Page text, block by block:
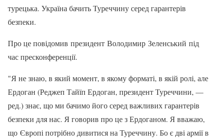
турецька. Україна бачить Туреччину серед гарантерів
безпеки.
Про це повідомив президент Володимир Зеленський під
час пресконференції.
"Я не знаю, в який момент, в якому форматі, в якій ролі, але
Ердоган (Реджеп Тайїп Ердоган, президент Туреччини, —
ред.) знає, що ми бачимо його серед важливих гарантерів
безпеки для нас. Я говорив про це з Ердоганом. Я вважаю,
що Європі потрібно дивитися на Туреччину. Бо є дві армії в